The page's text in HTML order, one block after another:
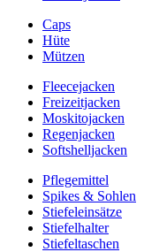
Caps
Hüte
Mützen
Fleecejacken
Freizeitjacken
Moskitojacken
Regenjacken
Softshelljacken
Pflegemittel
Spikes & Sohlen
Stiefeleinsätze
Stiefelhalter
Stiefeltaschen